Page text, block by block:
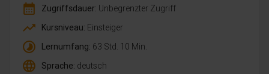
calendar_month Zugriffsdauer: Unbegrenzter Zugriff
trending_up Kursniveau: Einsteiger
timelapse Lernumfang: 63 Std. 10 Min.
language Sprache: deutsch